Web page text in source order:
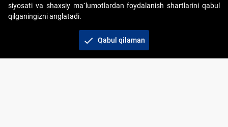
Copyright © 2017-2026. "Elektron onlayn-auksionlarni
tashkil etish" AJ. Barcha huquqlar himoyalangan
siyosati va shaxsiy ma`lumotlardan foydalanish shartlarini qabul
qilganingizni anglatadi.
check Qabul qilaman